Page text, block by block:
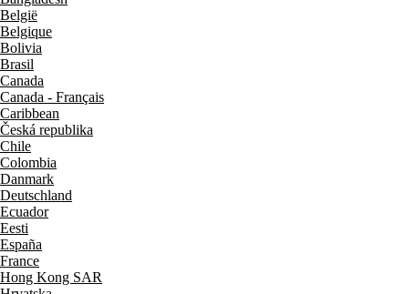
België
Belgique
Bolivia
Brasil
Canada
Canada - Français
Caribbean
Česká republika
Chile
Colombia
Danmark
Deutschland
Ecuador
Eesti
España
France
Hong Kong SAR